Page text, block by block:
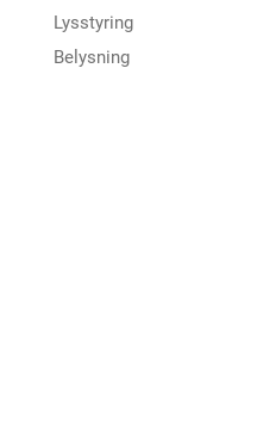
Lysstyring
Belysning